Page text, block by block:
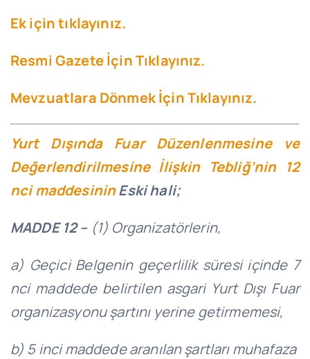
Ek için tıklayınız.
Resmi Gazete İçin Tıklayınız.
Mevzuatlara Dönmek İçin Tıklayınız.
Yurt Dışında Fuar Düzenlenmesine ve
Değerlendirilmesine İlişkin Tebliğ’nin 12
nci maddesininEski hali;
MADDE 12 –(1) Organizatörlerin,
a) Geçici Belgenin geçerlilik süresi içinde 7
nci maddede belirtilen asgari Yurt Dışı Fuar
organizasyonu şartını yerine getirmemesi,
b) 5 inci maddede aranılan şartları muhafaza